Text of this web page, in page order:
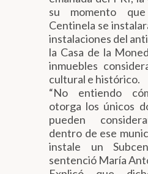
su momento
Centinela se
instalaciones del
la Casa de la
inmuebles
cultural e histórico.
“No entiendo
otorga los únicos
pueden
dentro de ese
instale un
sentenció María